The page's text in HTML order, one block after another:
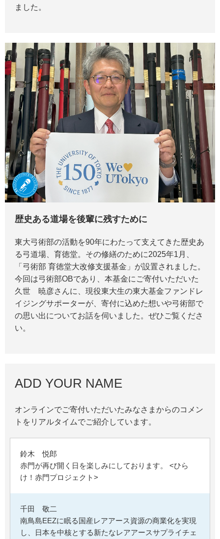
ました。
歴史ある道場を後輩に残すために
東大弓術部の活動を90年にわたって支えてきた歴史あ
る弓道場、育徳堂。その修繕のために2025年1月、
「弓術部 育徳堂大改修支援基金」が設置されました。
今回は弓術部OBであり、本基金にご寄付いただいた
久世 暁彦さんに、現役東大生の東大基金ファンドレ
イジングサポーターが、寄付に込めた想いや弓術部で
の思い出についてお話を伺いました。ぜひご覧くださ
い。
ADD YOUR NAME
オンラインでご寄付いただいたみなさまからのコメン
トをリアルタイムでご紹介しています。
鈴木 悦郎
赤門が再び開く日を楽しみにしております。 <ひら
け！赤門プロジェクト>
千田 敬二
南鳥島EEZに眠る国産レアアース資源の商業化を実現
し、日本を中核とする新たなレアアースサプライチェ